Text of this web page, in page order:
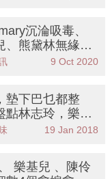
沉淪吸毒、
、熊黛林無緣做
點8位同
9 Oct 2020
墊下巴乜都整
點林志玲，樂基
承認整形女藝
19 Jan 2018
樂基兒 、陳伶